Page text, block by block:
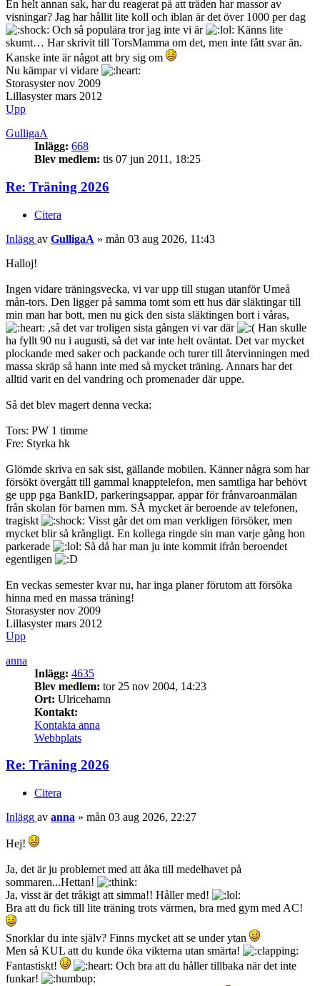
En helt annan sak, har du reagerat på att tråden har massor av
visningar? Jag har hållit lite koll och iblan är det över 1000 per dag
Och så populära tror jag inte vi är
Känns lite
skumt… Har skrivit till TorsMamma om det, men inte fått svar än.
Kanske inte är något att bry sig om
Nu kämpar vi vidare
Storasyster nov 2009
Lillasyster mars 2012
Upp
GulligaA
Inlägg: 668
Blev medlem: tis 07 jun 2011, 18:25
Re: Träning 2026
Citera
Inlägg av GulligaA » mån 03 aug 2026, 11:43
Halloj!
Ingen vidare träningsvecka, vi var upp till stugan utanför Umeå
mån-tors. Den ligger på samma tomt som ett hus där släktingar till
min man har bott, men nu gick den sista släktingen bort i våras,
,så det var troligen sista gången vi var där
Han skulle
ha fyllt 90 nu i augusti, så det var inte helt oväntat. Det var mycket
plockande med saker och packande och turer till återvinningen med
massa skräp så hann inte med så mycket träning. Annars har det
alltid varit en del vandring och promenader där uppe.
Så det blev magert denna vecka:
Tors: PW 1 timme
Fre: Styrka hk
Glömde skriva en sak sist, gällande mobilen. Känner några som har
försökt övergått till gammal knapptelefon, men samtliga har behövt
ge upp pga BankID, parkeringsappar, appar för frånvaroanmälan
från skolan för barnen mm. SÅ mycket är beroende av telefonen,
tragiskt
Visst går det om man verkligen försöker, men
mycket blir så krångligt. En kollega ringde sin man varje gång hon
parkerade
Så då har man ju inte kommit ifrån beroendet
egentligen
En veckas semester kvar nu, har inga planer förutom att försöka
hinna med en massa träning!
Storasyster nov 2009
Lillasyster mars 2012
Upp
anna
Inlägg: 4635
Blev medlem: tor 25 nov 2004, 14:23
Ort: Ulricehamn
Kontakt:
Kontakta anna
Webbplats
Re: Träning 2026
Citera
Inlägg av anna » mån 03 aug 2026, 22:27
Hej!
Ja, det är ju problemet med att åka till medelhavet på
sommaren...Hettan!
Ja, visst är det tråkigt att simma!! Håller med!
Bra att du fick till lite träning trots värmen, bra med gym med AC!
Snorklar du inte själv? Finns mycket att se under ytan
Men så KUL att du kunde öka vikterna utan smärta!
Fantastiskt!
Och bra att du håller tillbaka när det inte
funkar!